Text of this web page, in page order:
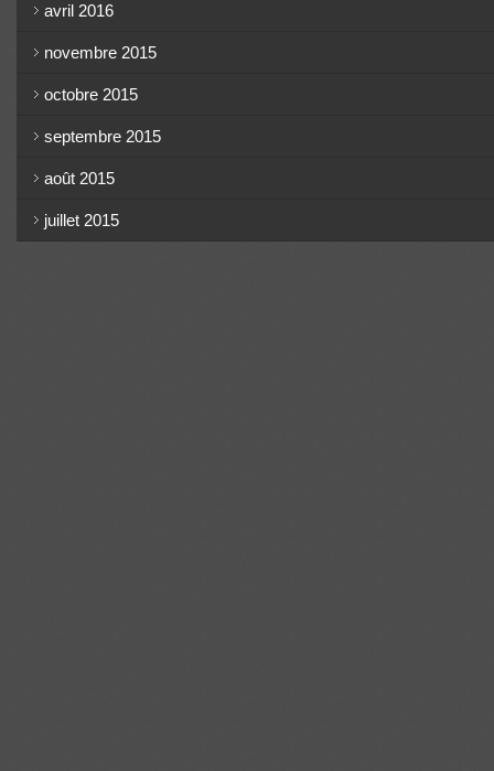
avril 2016
novembre 2015
octobre 2015
septembre 2015
août 2015
juillet 2015